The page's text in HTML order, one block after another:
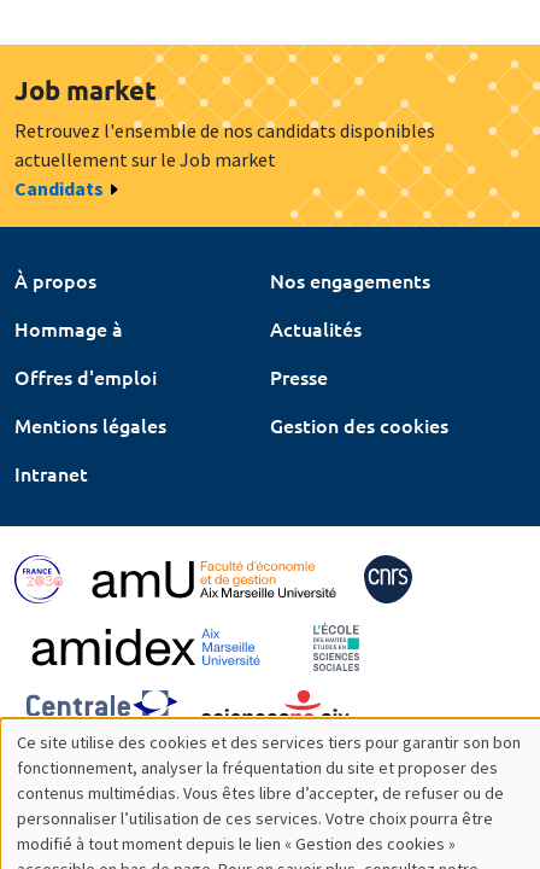
Job market
Retrouvez l'ensemble de nos candidats disponibles
actuellement sur le Job market
Candidats
À propos
Nos engagements
Hommage à
Actualités
Offres d'emploi
Presse
Mentions légales
Gestion des cookies
Intranet
Utilisation
des
données
Ce site utilise des cookies et des services tiers pour garantir son bon
fonctionnement, analyser la fréquentation du site et proposer des
contenus multimédias. Vous êtes libre d’accepter, de refuser ou de
personnaliser l’utilisation de ces services. Votre choix pourra être
modifié à tout moment depuis le lien « Gestion des cookies »